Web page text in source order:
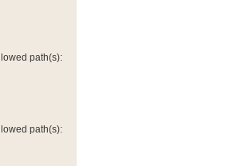
path(s):
path(s):